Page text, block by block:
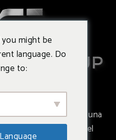
Soon
apasiona brindarte una
en cada etapa del
might be
language. Do
to: